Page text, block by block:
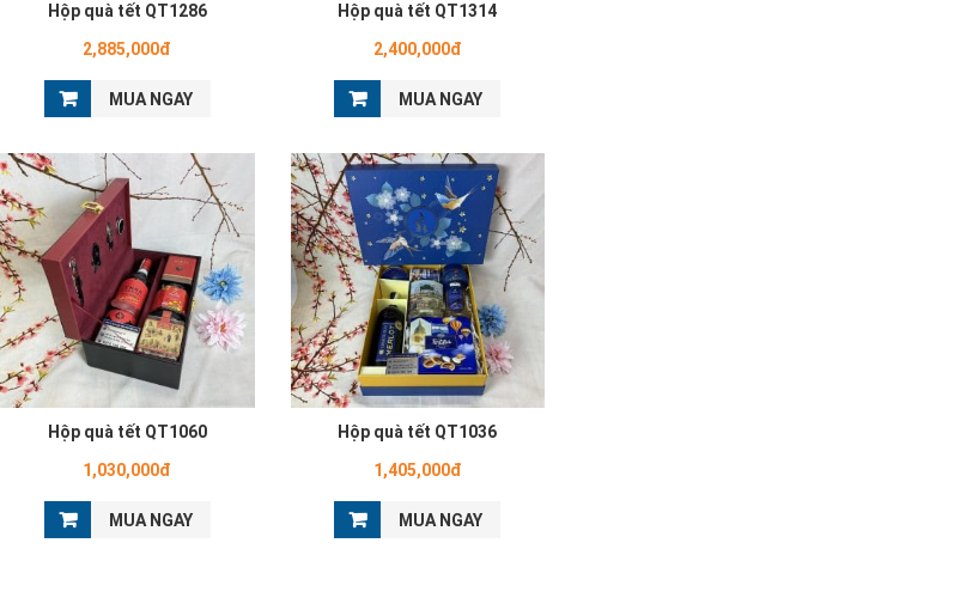
Hộp quà tết QT1286
2,885,000đ
MUA NGAY
Hộp quà tết QT1314
2,400,000đ
MUA NGAY
Hộp quà tết QT1060
1,030,000đ
MUA NGAY
Hộp quà tết QT1036
1,405,000đ
MUA NGAY